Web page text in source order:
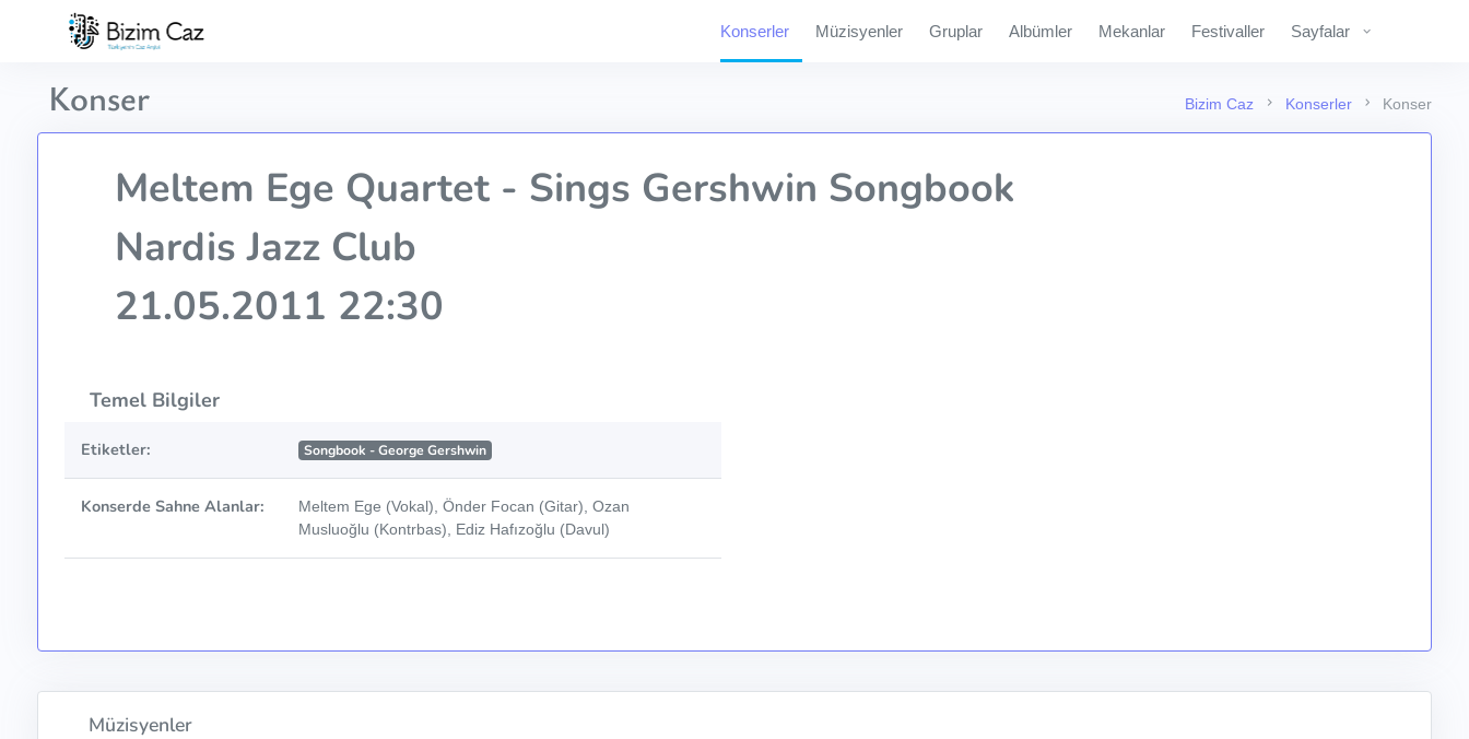
Konserler Müzisyenler Gruplar Albümler Mekanlar Festivaller Sayfalar
Bizim Caz Konserler Konser
Konser
Meltem Ege Quartet - Sings Gershwin Songbook
Nardis Jazz Club
21.05.2011 22:30
Temel Bilgiler
Etiketler: Songbook - George Gershwin
Konserde Sahne Alanlar:
Meltem Ege (Vokal), Önder Focan (Gitar), Ozan
Musluoğlu (Kontrbas), Ediz Hafızoğlu (Davul)
Müzisyenler